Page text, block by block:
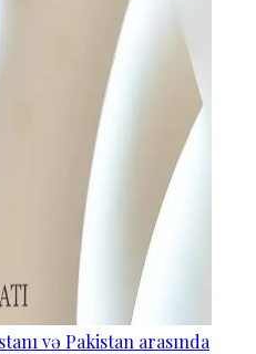
və Pakistan arasında